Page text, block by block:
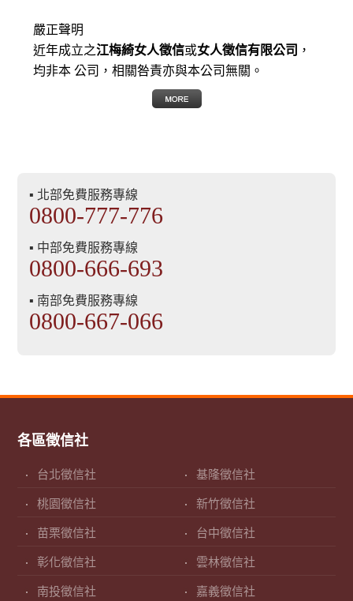
嚴正聲明
近年成立之江梅綺女人徵信或女人徵信有限公司 ，
均非本 公司，相關咎責亦與本公司無關。
▪ 北部免費服務專線
0800-777-776
▪ 中部免費服務專線
0800-666-693
▪ 南部免費服務專線
0800-667-066
各區徵信社
台北徵信社 基隆徵信社
桃園徵信社 新竹徵信社
苗栗徵信社 台中徵信社
彰化徵信社 雲林徵信社
南投徵信社 嘉義徵信社